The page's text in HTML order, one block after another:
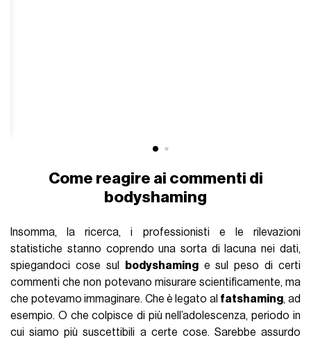
Come reagire ai commenti di
bodyshaming
Insomma, la ricerca, i professionisti e le rilevazioni
statistiche stanno coprendo una sorta di lacuna nei dati,
spiegandoci cose sul
bodyshaminge sul peso di certi
commenti che non potevano misurare scientificamente, ma
che potevamo immaginare. Che è legato al fatshaming, ad
esempio. O che colpisce di più nell’adolescenza, periodo in
cui siamo più suscettibili a certe cose. Sarebbe assurdo